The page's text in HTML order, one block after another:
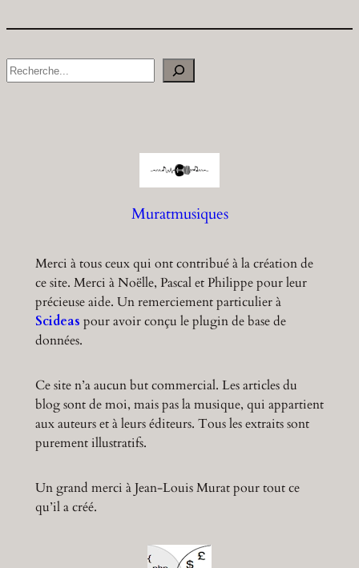
S
Muratmusiques
Merci à tous ceux qui ont contribué à la création de
ce site. Merci à Noëlle, Pascal et Philippe pour leur
précieuse aide. Un remerciement particulier à
Scideas pour avoir conçu le plugin de base de
données.
Ce site n’a aucun but commercial. Les articles du
blog sont de moi, mais pas la musique, qui appartient
aux auteurs et à leurs éditeurs. Tous les extraits sont
purement illustratifs.
Un grand merci à Jean-Louis Murat pour tout ce
qu’il a créé.